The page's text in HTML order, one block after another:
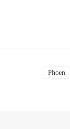
Phoen